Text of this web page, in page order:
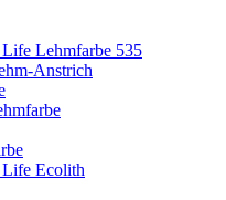
Lehmfarbe 535
Anstrich
Ecolith